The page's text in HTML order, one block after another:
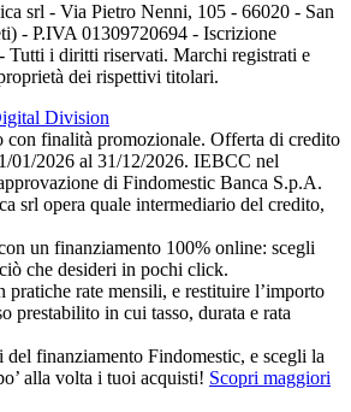
srl - Via Pietro Nenni, 105 - 66020 - San
- P.IVA 01309720694 - Iscrizione
i diritti riservati. Marchi registrati e
dei rispettivi titolari.
Division
con finalità promozionale. Offerta di credito
01/2026 al 31/12/2026. IEBCC nel
di Findomestic Banca S.p.A.
srl opera quale intermediario del credito,
un finanziamento 100% online: scegli
che desideri in pochi click.
pratiche rate mensili, e restituire l’importo
prestabilito in cui tasso, durata e rata
finanziamento Findomestic, e scegli la
alla volta i tuoi acquisti! Scopri maggiori